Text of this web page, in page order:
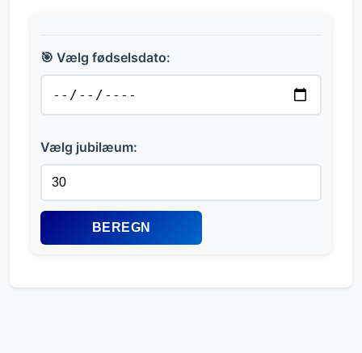
🎯 Vælg fødselsdato:
Vælg jubilæum:
BEREGN